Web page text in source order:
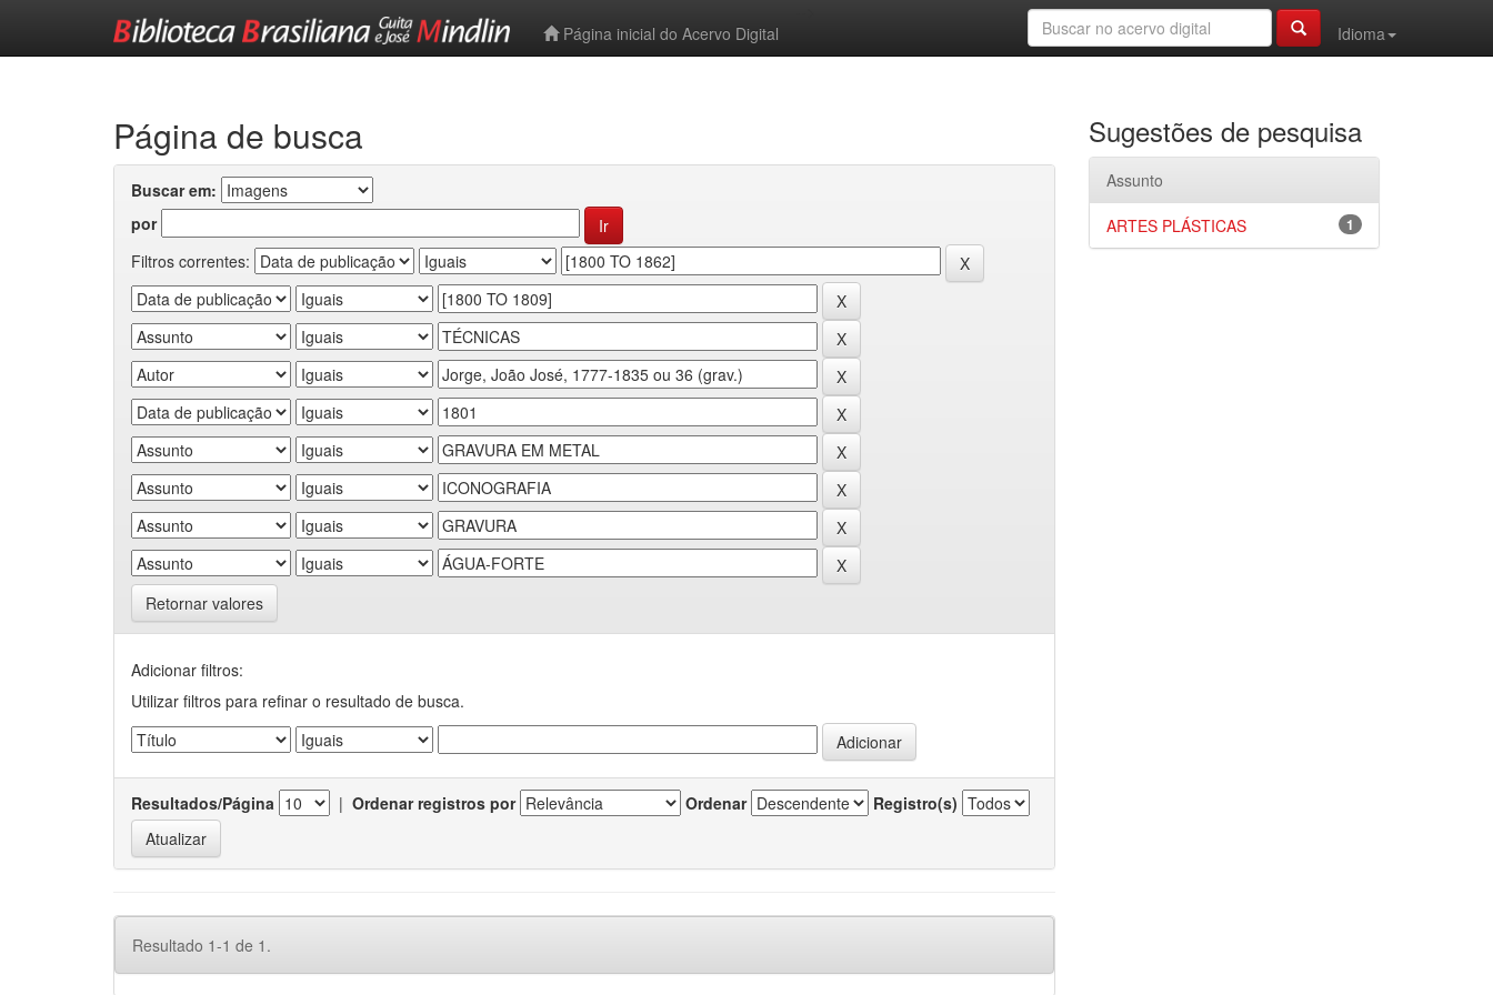
Página inicial do Acervo Digital
Idioma
Página de busca
Buscar em:
por
Filtros correntes:
Retornar valores
Adicionar filtros:
Utilizar filtros para refinar o resultado de busca.
Resultados/Página | Ordenar registros por Ordenar Registro(s)
Resultado 1-1 de 1.
Sugestões de pesquisa
Assunto
1
ARTES PLÁSTICAS